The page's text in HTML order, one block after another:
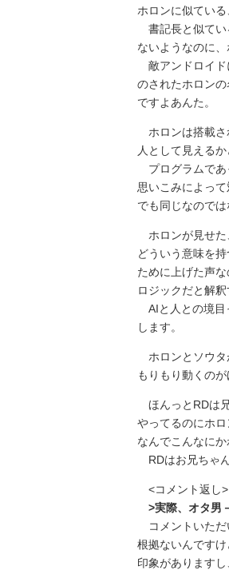
ホロンに似ている
書記長と似てい
ないようなのに
敵アンドロイド
のされたホロン
ですよあんた。
ホロンは搭載さ
人として見える
プログラムであ
思いこみによっ
でも同じなので
ホロンが見せた
どういう意味を
ために上げた声
ロジックだと解
AIと人との境目
します。
ホロンとソウタ
もりもり動くのが
ほんっとRDは
やってるのにホロ
なんでこんなに
RDはお兄ちゃ
<コメント返し>
>実際、オタ男
コメントいただ
根拠ないんです
印象があります